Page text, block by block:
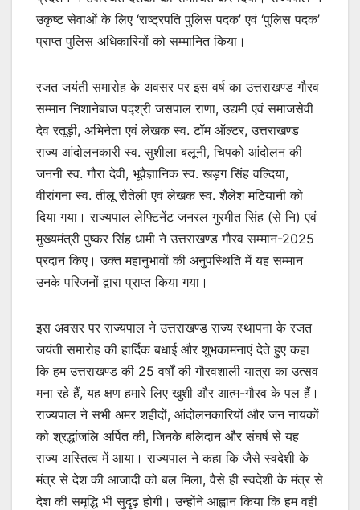
उकृष्ट सेवाओं के लिए ‘राष्ट्रपति पुलिस पदक’ एवं ‘पुलिस पदक’
प्राप्त पुलिस अधिकारियों को सम्मानित किया।
रजत जयंती समारोह के अवसर पर इस वर्ष का उत्तराखण्ड गौरव
सम्मान निशानेबाज पद्श्री जसपाल राणा, उद्यमी एवं समाजसेवी
देव रतूड़ी, अभिनेता एवं लेखक स्व. टॉम ऑल्टर, उत्तराखण्ड
राज्य आंदोलनकारी स्व. सुशीला बलूनी, चिपको आंदोलन की
जननी स्व. गौरा देवी, भूवैज्ञानिक स्व. खड़ग सिंह वल्दिया,
वीरांगना स्व. तीलू रौतेली एवं लेखक स्व. शैलेश मटियानी को
दिया गया। राज्यपाल लेफ्टिनेंट जनरल गुरमीत सिंह (से नि) एवं
मुख्यमंत्री पुष्कर सिंह धामी ने उत्तराखण्ड गौरव सम्मान-2025
प्रदान किए। उक्त महानुभावों की अनुपस्थिति में यह सम्मान
उनके परिजनों द्वारा प्राप्त किया गया।
इस अवसर पर राज्यपाल ने उत्तराखण्ड राज्य स्थापना के रजत
जयंती समारोह की हार्दिक बधाई और शुभकामनाएं देते हुए कहा
कि हम उत्तराखण्ड की 25 वर्षों की गौरवशाली यात्रा का उत्सव
मना रहे हैं, यह क्षण हमारे लिए खुशी और आत्म-गौरव के पल हैं।
राज्यपाल ने सभी अमर शहीदों, आंदोलनकारियों और जन नायकों
को श्रद्धांजलि अर्पित की, जिनके बलिदान और संघर्ष से यह
राज्य अस्तित्व में आया। राज्यपाल ने कहा कि जैसे स्वदेशी के
मंत्र से देश की आजादी को बल मिला, वैसे ही स्वदेशी के मंत्र से
देश की समृद्धि भी सुदृढ़ होगी। उन्होंने आह्वान किया कि हम वही